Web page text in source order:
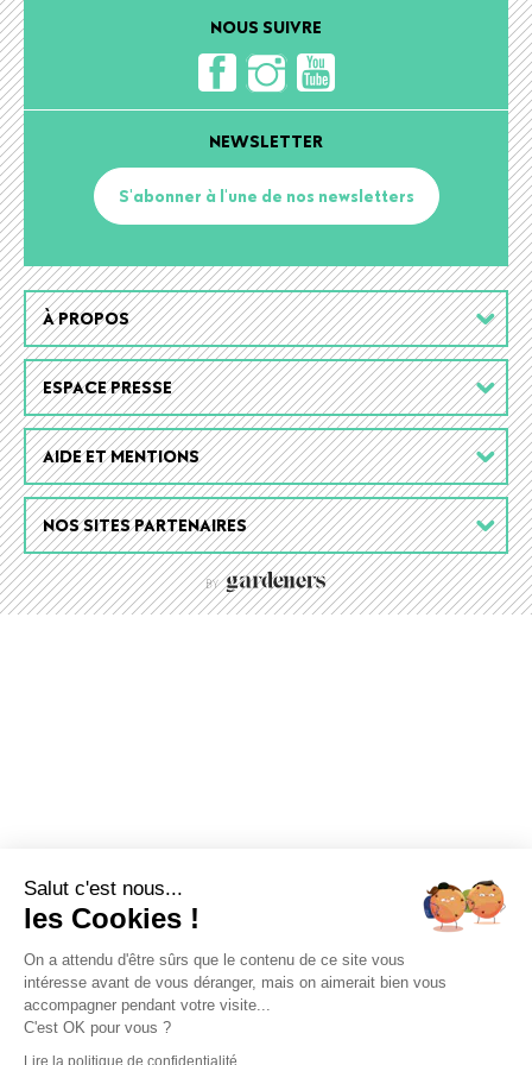
NOUS SUIVRE
NEWSLETTER
S'abonner à l'une de nos newsletters
Footer
menu
À PROPOS
ESPACE PRESSE
AIDE ET MENTIONS
NOS SITES PARTENAIRES
Salut c'est nous...
les Cookies !
On a attendu d'être sûrs que le contenu de ce site vous
intéresse avant de vous déranger, mais on aimerait bien vous
accompagner pendant votre visite...
C'est OK pour vous ?
Lire la politique de confidentialité